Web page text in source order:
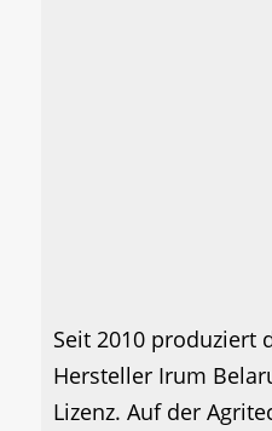
Seit 2010 produziert
Hersteller Irum
Lizenz. Auf der